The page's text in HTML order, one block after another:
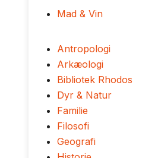
Mad & Vin
Antropologi
Arkæologi
Bibliotek Rhodos
Dyr & Natur
Familie
Filosofi
Geografi